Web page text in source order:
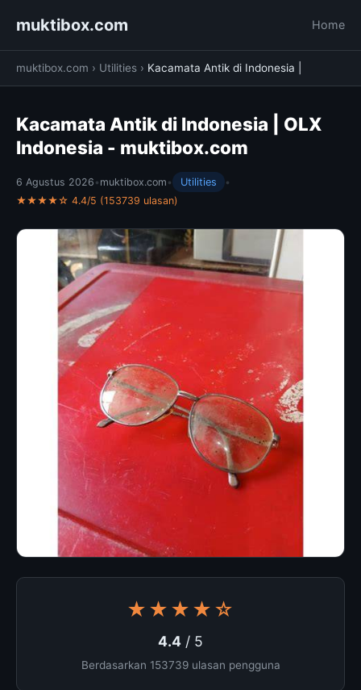
muktibox.com Home
muktibox.com › Utilities › Kacamata Antik di Indonesia |
Kacamata Antik di Indonesia | OLX
Indonesia - muktibox.com
6 Agustus 2026 • muktibox.com • Utilities
•
★★★★☆ 4.4/5 (153739 ulasan)
★★★★☆
4.4 / 5
Berdasarkan 153739 ulasan pengguna